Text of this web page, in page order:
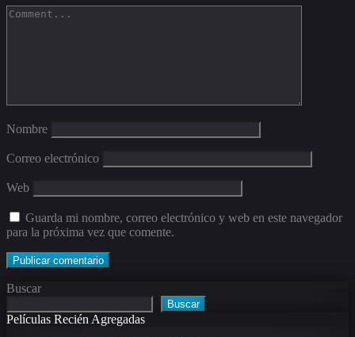
Nombre
Correo electrónico
Web
Guarda mi nombre, correo electrónico y web en este navegador
para la próxima vez que comente.
Buscar
Buscar
Películas Recién Agregadas